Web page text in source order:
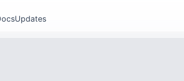
Updates